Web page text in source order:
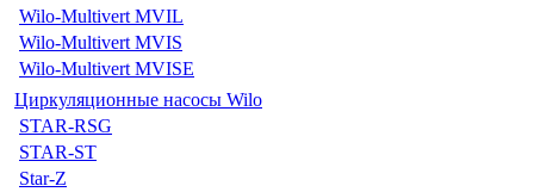
Wilo-Multivert MVIL
Wilo-Multivert MVIS
Wilo-Multivert MVISE
Циркуляционные насосы Wilo
STAR-RSG
STAR-ST
Star-Z